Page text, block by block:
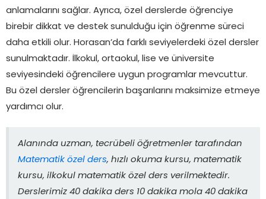
anlamalarını sağlar. Ayrıca, özel derslerde öğrenciye
birebir dikkat ve destek sunulduğu için öğrenme süreci
daha etkili olur. Horasan’da farklı seviyelerdeki özel dersler
sunulmaktadır. İlkokul, ortaokul, lise ve üniversite
seviyesindeki öğrencilere uygun programlar mevcuttur.
Bu özel dersler öğrencilerin başarılarını maksimize etmeye
yardımcı olur.
Alanında uzman, tecrübeli öğretmenler tarafından
Matematik özel ders, hızlı okuma kursu, matematik
kursu, ilkokul matematik özel ders verilmektedir.
Derslerimiz 40 dakika ders 10 dakika mola 40 dakika